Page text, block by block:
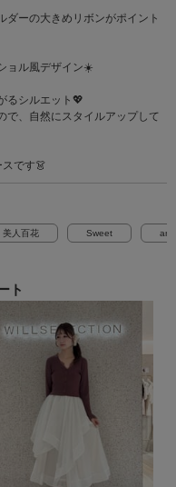
ダーの大きめリボンがポイント
ョル風デザイン☀️
るシルエット💖
で、自然にスタイルアップして
です👗
美人百花 Sweet
ト